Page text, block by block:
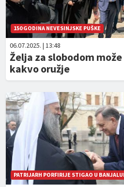
150 GODINA NEVESINJSKE PUŠKE
06.07.2025. | 13:48
Želja za slobodom
kakvo oružje
PATRIJARH PORFIRIJE STIGAO U